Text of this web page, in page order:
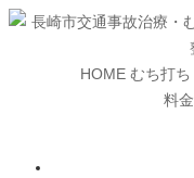
HOME むち打ち
料金